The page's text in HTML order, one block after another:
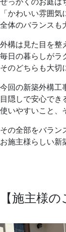
「かわいい雰囲気
全体のバランスも
外構は見た目を整
毎日の暮らしがラ
そのどちらも大切
今回の新築外構工
目隠しで安心でき
使いやすいこと、
その全部をバラン
お施主様らしい新
【施主様